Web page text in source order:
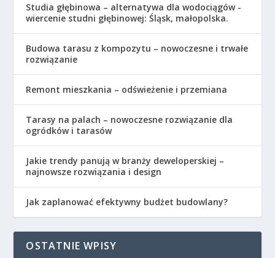
Studia głębinowa – alternatywa dla wodociągów -
wiercenie studni głębinowej: Śląsk, małopolska.
Budowa tarasu z kompozytu – nowoczesne i trwałe
rozwiązanie
Remont mieszkania – odświeżenie i przemiana
Tarasy na palach – nowoczesne rozwiązanie dla
ogródków i tarasów
Jakie trendy panują w branży deweloperskiej –
najnowsze rozwiązania i design
Jak zaplanować efektywny budżet budowlany?
OSTATNIE WPISY